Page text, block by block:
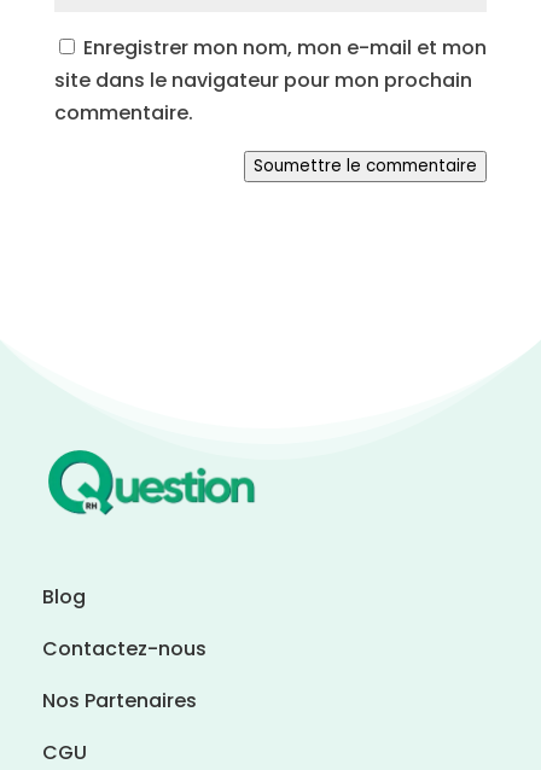
Enregistrer mon nom, mon e-mail et mon
site dans le navigateur pour mon prochain
commentaire.
Soumettre le commentaire
Blog
Contactez-nous
Nos Partenaires
CGU